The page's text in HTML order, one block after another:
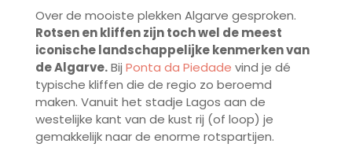
Over de mooiste plekken Algarve gesproken.
Rotsen en kliffen zijn toch wel de meest
iconische landschappelijke kenmerken van
de Algarve.Bij Ponta da Piedade vind je dé
typische kliffen die de regio zo beroemd
maken. Vanuit het stadje Lagos aan de
westelijke kant van de kust rij (of loop) je
gemakkelijk naar de enorme rotspartijen.